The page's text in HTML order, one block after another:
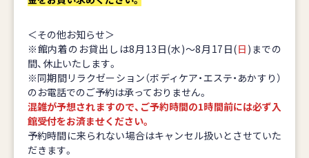
＜その他お知らせ＞
※館内着のお貸出しは8月13日(水)〜8月17日(日 )までの
間、休止いたします。
※同期間リラクゼーション（ボディケア・エステ・あかすり）
のお電話でのご予約は承っておりません。
混雑が予想されますので、ご予約時間の1時間前には必ず入
館受付をお済ませください。
予約時間に来られない場合はキャンセル扱いとさせていた
だきます。